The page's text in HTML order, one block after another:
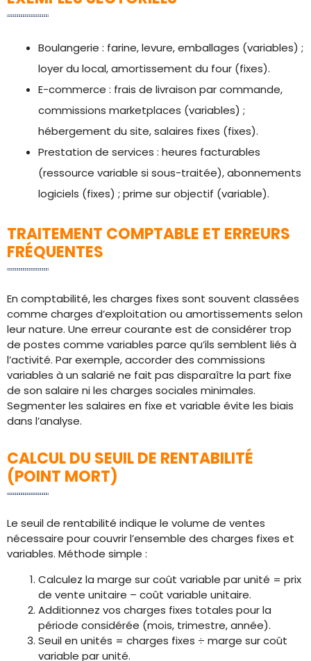
Boulangerie : farine, levure, emballages (variables) ;
loyer du local, amortissement du four (fixes).
E-commerce : frais de livraison par commande,
commissions marketplaces (variables) ;
hébergement du site, salaires fixes (fixes).
Prestation de services : heures facturables
(ressource variable si sous-traitée), abonnements
logiciels (fixes) ; prime sur objectif (variable).
TRAITEMENT COMPTABLE ET ERREURS
FRÉQUENTES
En comptabilité, les charges fixes sont souvent classées
comme charges d’exploitation ou amortissements selon
leur nature. Une erreur courante est de considérer trop
de postes comme variables parce qu’ils semblent liés à
l’activité. Par exemple, accorder des commissions
variables à un salarié ne fait pas disparaître la part fixe
de son salaire ni les charges sociales minimales.
Segmenter les salaires en fixe et variable évite les biais
dans l’analyse.
CALCUL DU SEUIL DE RENTABILITÉ
(POINT MORT)
Le seuil de rentabilité indique le volume de ventes
nécessaire pour couvrir l’ensemble des charges fixes et
variables. Méthode simple :
Calculez la marge sur coût variable par unité = prix
de vente unitaire – coût variable unitaire.
Additionnez vos charges fixes totales pour la
période considérée (mois, trimestre, année).
Seuil en unités = charges fixes ÷ marge sur coût
variable par unité.